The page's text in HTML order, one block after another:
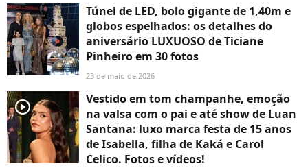
Túnel de LED, bolo gigante de 1,40m e
globos espelhados: os detalhes do
aniversário LUXUOSO de Ticiane
Pinheiro em 30 fotos
23 de maio de 2026
player2
Vestido em tom champanhe, emoção
na valsa com o pai e até show de Luan
Santana: luxo marca festa de 15 anos
de Isabella, filha de Kaká e Carol
Celico. Fotos e vídeos!